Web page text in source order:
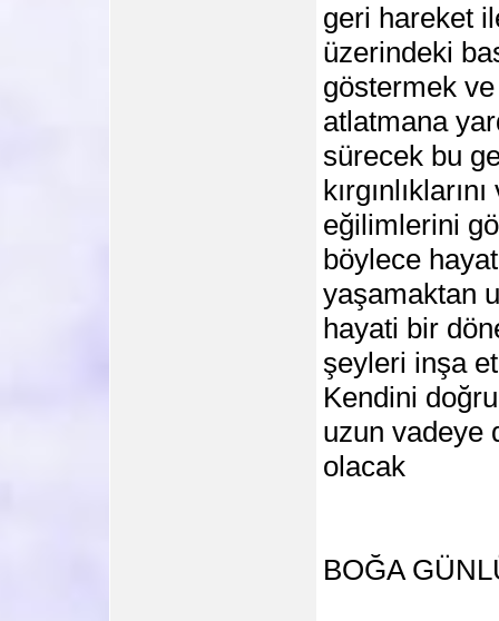
geri hareket
üzerindeki
göstermek ve
atlatmana
sürecek bu
eğilimlerini
böylece
yaşamaktan
hayati bir
şeyleri inşa
Kendini
uzun vadeye
olacak
BOĞA